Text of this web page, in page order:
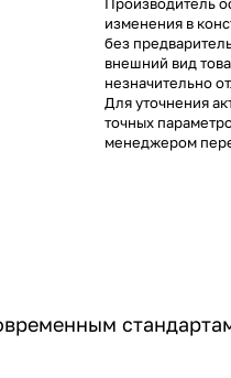
изменения в
без
внешний вид
незначительно
Для уточнения
точных
менеджером